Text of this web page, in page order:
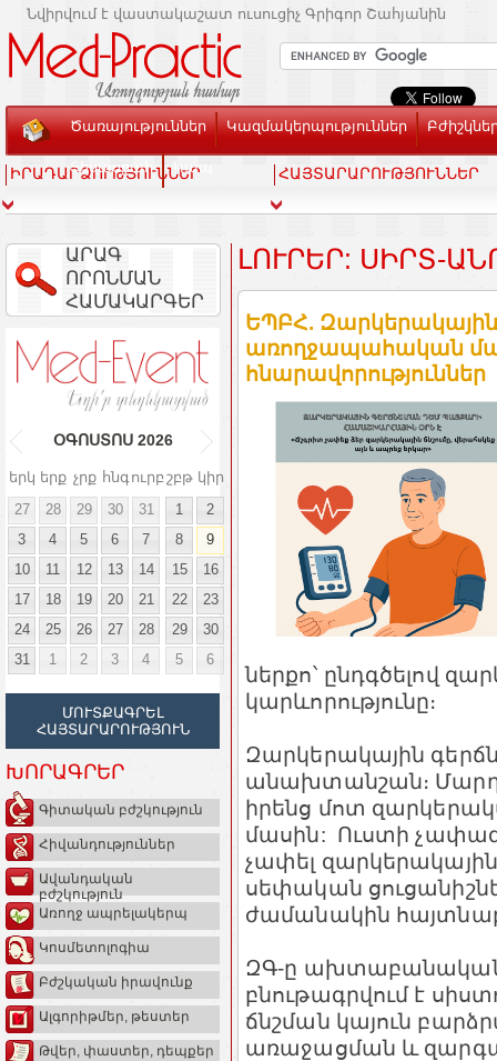
Նվիրվում է վաստակաշատ ուսուցիչ Գրիգոր Շահյանին
Ծառայություններ Կազմակերպություններ
Տեսասրահ Կապ
ԻՐԱԴԱՐՁՈՒԹՅՈՒՆՆԵՐ ՀԱՅՏԱՐԱՐՈՒԹՅՈՒՆՆԵՐ
ԱՐԱԳ
ՈՐՈՆՄԱՆ
ՀԱՄԱԿԱՐԳԵՐ
ՕԳՈՍՏՈՍ 2026
երկ երք չրք հնգուրբ շբթ կիր
27
28 29 30 31 1
2
3
4 5 6 7 8
9
10
11 12 13 14 15
16
17
18 19 20 21 22
23
24
25 26 27 28 29
30
31
1 2 3 4 5 6
ՄՈՒՏՔԱԳՐԵԼ
ՀԱՅՏԱՐԱՐՈՒԹՅՈՒՆ
ԽՈՐԱԳՐԵՐ
Գիտական բժշկություն
Հիվանդություններ
Ավանդական
բժշկություն
Առողջ ապրելակերպ
Կոսմետոլոգիա
Բժշկական իրավունք
Ալգորիթմեր, թեստեր
Թվեր, փաստեր, դեպքեր
ԼՈՒՐԵՐ: ՍԻՐՏ-
ԵՊԲՀ. Զարկերակային
առողջապահական
հնարավորություններ
ներքո՝ ընդգծելով
կարևորությունը։
Զարկերակային
անախտանշան։
իրենց մոտ
մասին: Ուստի
չափել զարկերակային
սեփական
ժամանակին
ԶԳ-ը
բնութագրվում է
ճնշման կայուն
առաջացման և